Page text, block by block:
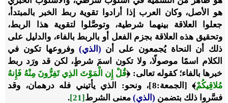
هو الأصل، وكان العرب إذا أرادوا تقوية ربط الخبر بالمبتدأ،
جعلوا العلاقة بينهما شرطية، وتوصَّلوا لتقوية هذا الربط،
وتحقيق هذه العلاقة بجزم الفعل أو بالربط بالفاء، والدليل على
ذلك أن النحاة يُجمعون على أن (الذي) وفروعها تكون في
الكلام اسمًا موصولًا، ولا تكون اسمَ شرطٍ، لكن قد ورَد ربط
خبرها بالفاء؛ كقوله تعالى: ﴿قُلْ إِن الْمَوْتَ الذِي تَفِرُّونَ مِنْهُ فَإِنهُ
مُلاقِيكُمْ﴾
[الجمعة:8]، ونحو: الذي يأتيني فله درهمان، وقد
فسَّروا ذلك بتضمن (الذي) معنى الشرط[21]
.